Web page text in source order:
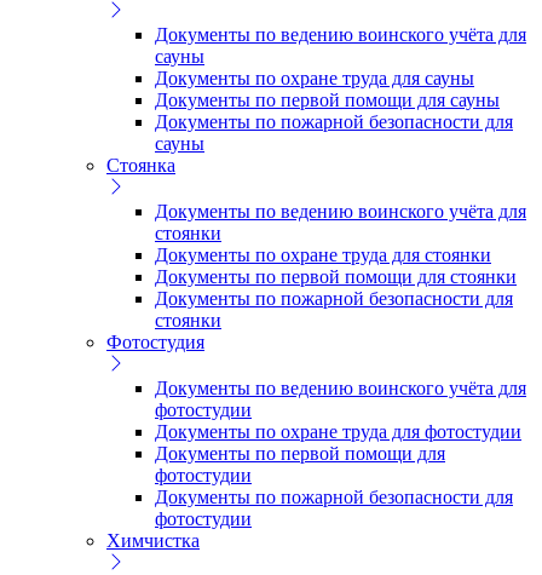
Документы по ведению воинского учёта для
сауны
Документы по охране труда для сауны
Документы по первой помощи для сауны
Документы по пожарной безопасности для
сауны
Стоянка
Документы по ведению воинского учёта для
стоянки
Документы по охране труда для стоянки
Документы по первой помощи для стоянки
Документы по пожарной безопасности для
стоянки
Фотостудия
Документы по ведению воинского учёта для
фотостудии
Документы по охране труда для фотостудии
Документы по первой помощи для
фотостудии
Документы по пожарной безопасности для
фотостудии
Химчистка